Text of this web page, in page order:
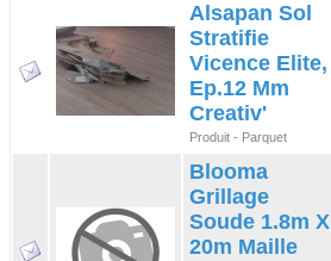
Alsapan Sol
Stratifie
Vicence Elite,
Ep.12 Mm
Creativ'
Produit - Parquet
Blooma
Grillage
Soude 1.8m X
20m Maille